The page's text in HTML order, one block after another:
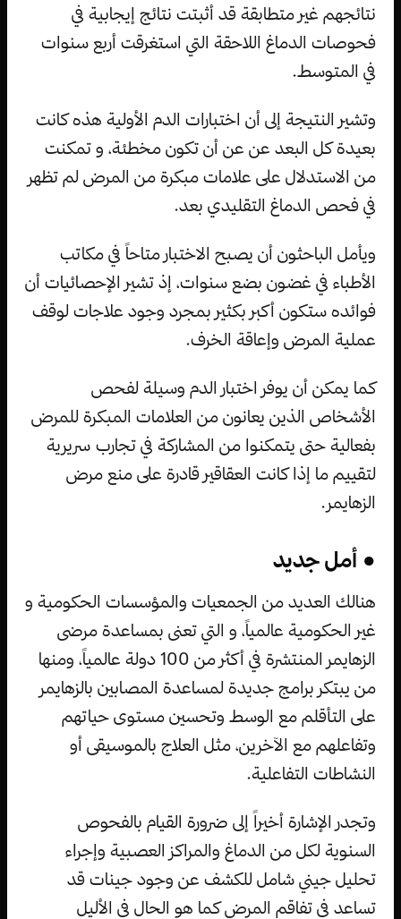
نتائجهم غير متطابقة قد أثبتت نتائج إيجابية في
فحوصات الدماغ اللاحقة التي استغرقت أربع سنوات
في المتوسط.
وتشير النتيجة إلى أن اختبارات الدم الأولية هذه كانت
بعيدة كل البعد عن عن أن تكون مخطئة، و تمكنت
من الاستدلال على علامات مبكرة من المرض لم تظهر
في فحص الدماغ التقليدي بعد.
ويأمل الباحثون أن يصبح الاختبار متاحاً في مكاتب
الأطباء في غضون بضع سنوات، إذ تشير الإحصائيات أن
فوائده ستكون أكبر بكثير بمجرد وجود علاجات لوقف
عملية المرض وإعاقة الخرف.
كما يمكن أن يوفر اختبار الدم وسيلة لفحص
الأشخاص الذين يعانون من العلامات المبكرة للمرض
بفعالية حتى يتمكنوا من المشاركة في تجارب سريرية
لتقييم ما إذا كانت العقاقير قادرة على منع مرض
الزهايمر.
● أمل جديد
هنالك العديد من الجمعيات والمؤسسات الحكومية و
غير الحكومية عالمياً، و التي تعنى بمساعدة مرضى
الزهايمر المنتشرة في أكثر من 100 دولة عالمياً، ومنها
من يبتكر برامج جديدة لمساعدة المصابين بالزهايمر
على التأقلم مع الوسط وتحسين مستوى حياتهم
وتفاعلهم مع الآخرين، مثل العلاج بالموسيقى أو
النشاطات التفاعلية.
وتجدر الإشارة أخيراً إلى ضرورة القيام بالفحوص
السنوية لكل من الدماغ والمراكز العصبية وإجراء
تحليل جيني شامل للكشف عن وجود جينات قد
تساعد في تفاقم المرض كما هو الحال في الأليل